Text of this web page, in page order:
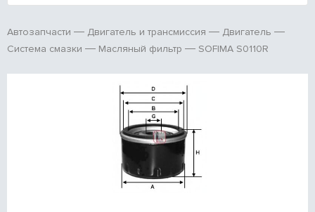
Автозапчасти Двигатель и трансмиссия
Двигатель
Система смазки
Масляный фильтр SOFIMA S0110R